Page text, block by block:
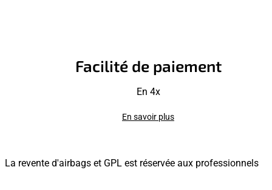
Facilité de paiement
En 4x
En savoir plus
La revente d'airbags et GPL est réservée aux professionnels